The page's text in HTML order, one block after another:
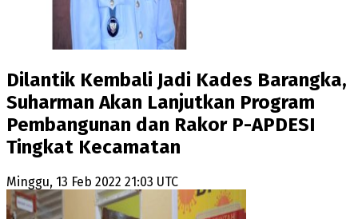
Dilantik Kembali Jadi Kades Barangka,
Suharman Akan Lanjutkan Program
Pembangunan dan Rakor P-APDESI
Tingkat Kecamatan
Minggu, 13 Feb 2022 21:03 UTC